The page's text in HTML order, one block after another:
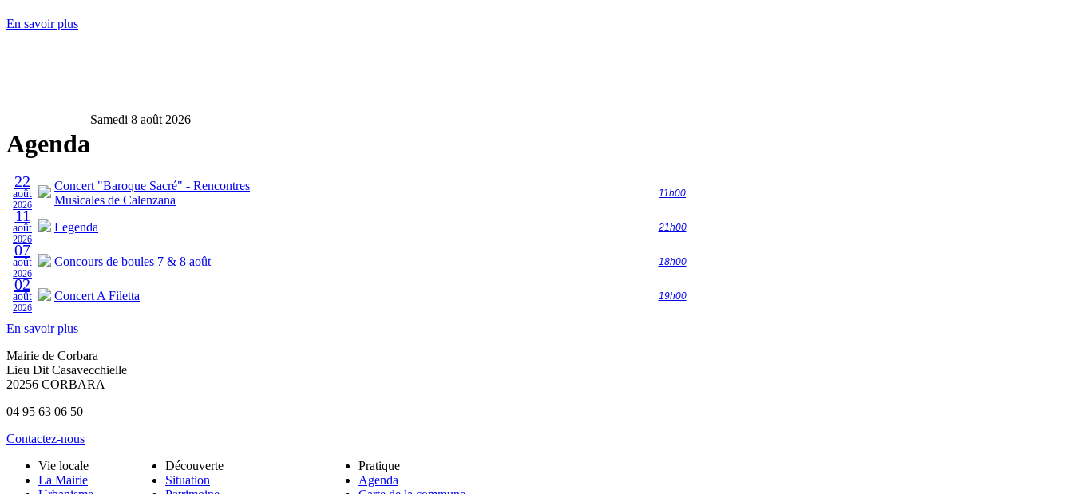
En savoir plus
Agenda
Samedi 8 août 2026
22
août
2026
Concert "Baroque Sacré" - Rencontres
Musicales de Calenzana
11h00
11
août
2026
Legenda 21h00
07
août
2026
Concours de boules 7 & 8 août 18h00
02
août
2026
Concert A Filetta 19h00
En savoir plus
Mairie de Corbara
Lieu Dit Casavecchielle
20256 CORBARA
04 95 63 06 50
Contactez-nous
Vie locale
La Mairie
Découverte
Situation
Pratique
Agenda